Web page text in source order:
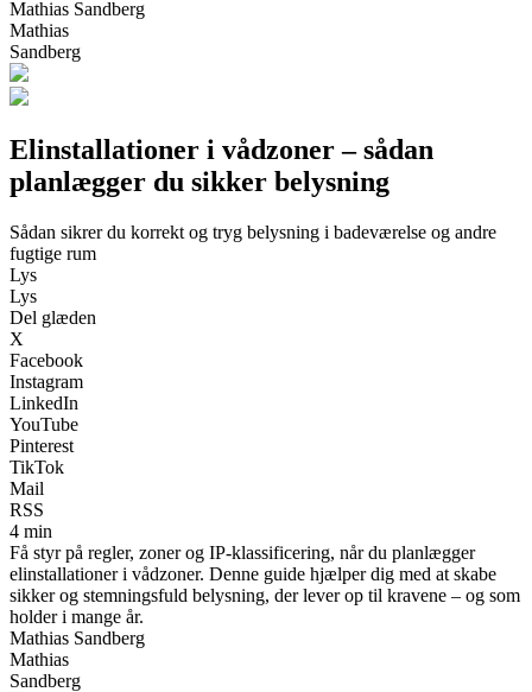
Mathias Sandberg
Mathias
Sandberg
Elinstallationer i vådzoner – sådan
planlægger du sikker belysning
Sådan sikrer du korrekt og tryg belysning i badeværelse og andre
fugtige rum
Lys
Lys
Del glæden
X
Facebook
Instagram
LinkedIn
YouTube
Pinterest
TikTok
Mail
RSS
4 min
Få styr på regler, zoner og IP-klassificering, når du planlægger
elinstallationer i vådzoner. Denne guide hjælper dig med at skabe
sikker og stemningsfuld belysning, der lever op til kravene – og som
holder i mange år.
Mathias Sandberg
Mathias
Sandberg